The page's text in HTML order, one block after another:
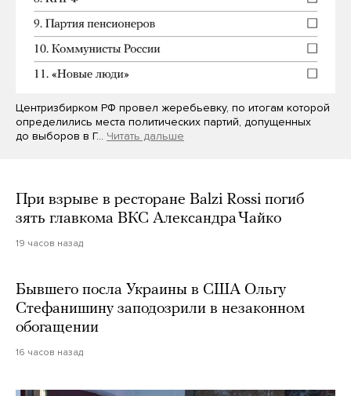
Центризбирком РФ провел жеребьевку, по итогам которой
определились места политических партий, допущенных
до выборов в Г… Читать дальше
При взрыве в ресторане Balzi Rossi погиб
зять главкома ВКС Александра Чайко
19 часов назад
Бывшего посла Украины в США Ольгу
Стефанишину заподозрили в незаконном
обогащении
16 часов назад